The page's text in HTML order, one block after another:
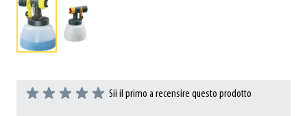
Sii il primo a recensire questo prodotto